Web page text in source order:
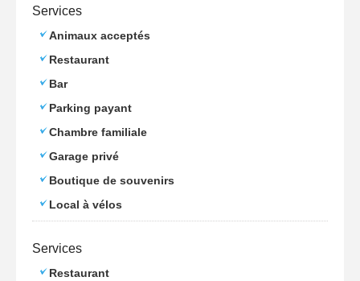
Services
Animaux acceptés
Restaurant
Bar
Parking payant
Chambre familiale
Garage privé
Boutique de souvenirs
Local à vélos
Services
Restaurant